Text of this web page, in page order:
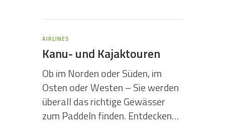
AIRLINES
Kanu- und Kajaktouren
Ob im Norden oder Süden, im
Osten oder Westen – Sie werden
überall das richtige Gewässer
zum Paddeln finden. Entdecken…